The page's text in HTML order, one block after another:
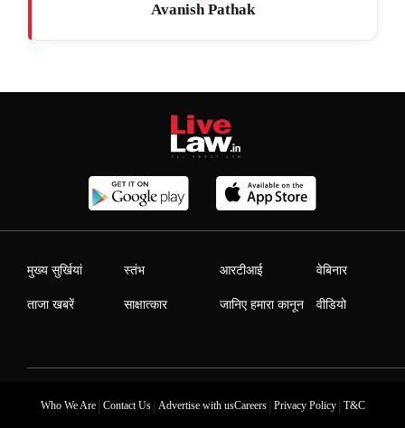
Avanish Pathak
मुख्य सुर्खियां
ताजा खबरें
स्तंभ
साक्षात्कार
आरटीआई
जानिए हमारा कानून
वेबिनार
वीडियो
Who We Are| Contact Us| Advertise with usCareers| Privacy Policy| T&C